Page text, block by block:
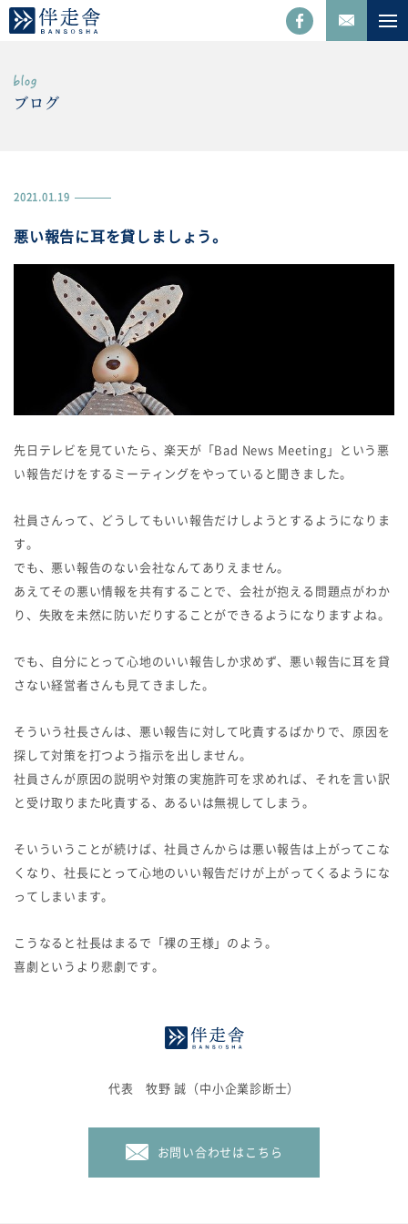
ブログ
2021.01.19
悪い報告に耳を貸しましょう。
先日テレビを見ていたら、楽天が「Bad News Meeting」という悪
い報告だけをするミーティングをやっていると聞きました。
社員さんって、どうしてもいい報告だけしようとするようになりま
す。
でも、悪い報告のない会社なんてありえません。
あえてその悪い情報を共有することで、会社が抱える問題点がわか
り、失敗を未然に防いだりすることができるようになりますよね。
でも、自分にとって心地のいい報告しか求めず、悪い報告に耳を貸
さない経営者さんも見てきました。
そういう社長さんは、悪い報告に対して叱責するばかりで、原因を
探して対策を打つよう指示を出しません。
社員さんが原因の説明や対策の実施許可を求めれば、それを言い訳
と受け取りまた叱責する、あるいは無視してしまう。
そいういうことが続けば、社員さんからは悪い報告は上がってこな
くなり、社長にとって心地のいい報告だけが上がってくるようにな
ってしまいます。
こうなると社長はまるで「裸の王様」のよう。
喜劇というより悲劇です。
代表 牧野 誠（中小企業診断士）
お問い合わせはこちら